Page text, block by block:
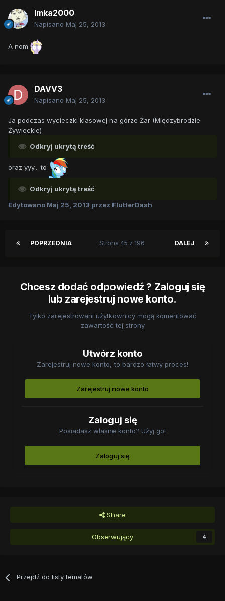
Imka2000
Napisano Maj 25, 2013
A nom
DAVV3
Napisano Maj 25, 2013
Ja podczas wycieczki klasowej na górze Żar (Międzybrodzie
Żywieckie)
Odkryj ukrytą treść
oraz yyy... to
Odkryj ukrytą treść
Edytowano Maj 25, 2013 przez FlutterDash
POPRZEDNIA DALEJ
Strona 45 z 196
Chcesz dodać odpowiedź ? Zaloguj się
lub zarejestruj nowe konto.
Tylko zarejestrowani użytkownicy mogą komentować
zawartość tej strony
Utwórz konto
Zarejestruj nowe konto, to bardzo łatwy proces!
Zarejestruj nowe konto
Zaloguj się
Posiadasz własne konto? Użyj go!
Zaloguj się
Share
Obserwujący 4
Przejdź do listy tematów